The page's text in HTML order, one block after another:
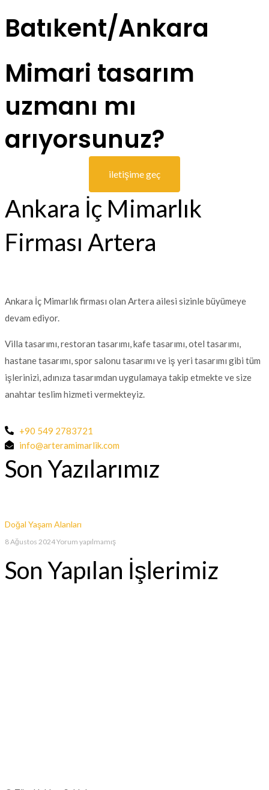
Batıkent/Ankara
Mimari tasarım
uzmanı mı
arıyorsunuz?
iletişime geç
Ankara İç Mimarlık
Firması Artera
Ankara İç Mimarlık firması olan Artera ailesi sizinle büyümeye
devam ediyor.
Villa tasarımı, restoran tasarımı, kafe tasarımı, otel tasarımı,
hastane tasarımı, spor salonu tasarımı ve iş yeri tasarımı gibi tüm
işlerinizi, adınıza tasarımdan uygulamaya takip etmekte ve size
anahtar teslim hizmeti vermekteyiz.
+90 549 2783721
info@arteramimarlik.com
Son Yazılarımız
Doğal Yaşam Alanları
8 Ağustos 2024Yorum yapılmamış
Son Yapılan İşlerimiz